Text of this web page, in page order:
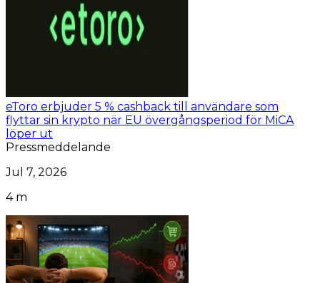
eToro erbjuder 5 % cashback till användare som
flyttar sin krypto när EU övergångsperiod för MiCA
löper ut
Pressmeddelande
Jul 7, 2026
4 m